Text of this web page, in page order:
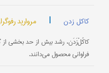
کاکل زدن | مروارید
کاکُلْ‌زَدَن، رشد بیش از حد بخشی از
فراوانی محصول می‌دانند.